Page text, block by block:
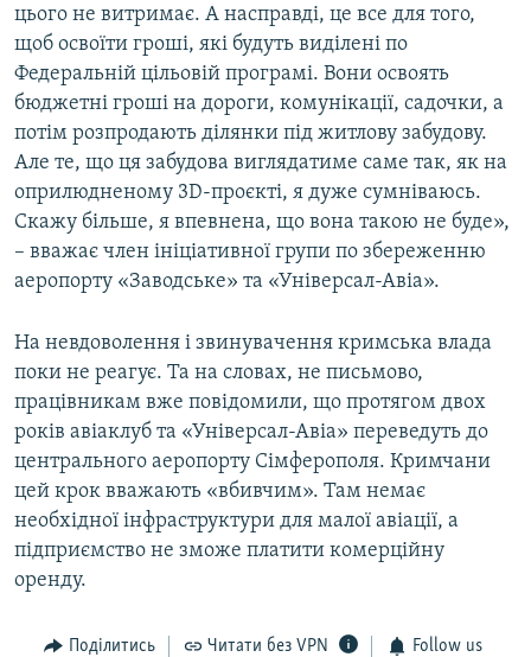
цього не витримає. А насправді, це все для того,
щоб освоїти гроші, які будуть виділені по
Федеральній цільовій програмі. Вони освоять
бюджетні гроші на дороги, комунікації, садочки, а
потім розпродають ділянки під житлову забудову.
Але те, що ця забудова виглядатиме саме так, як на
оприлюдненому 3D-проєкті, я дуже сумніваюсь.
Скажу більше, я впевнена, що вона такою не буде»,
– вважає член ініціативної групи по збереженню
аеропорту «Заводське»​ та «Універсал-Авіа»​.
На невдоволення і звинувачення кримська влада
поки не реагує. Та на словах, не письмово,
працівникам вже повідомили, що протягом двох
років авіаклуб та «Універсал-Авіа» переведуть до
центрального аеропорту Сімферополя. Кримчани
цей крок вважають «вбивчим». Там немає
необхідної інфраструктури для малої авіації, а
підприємство не зможе платити комерційну
оренду.
Поділитись Читати без VPN Follow us